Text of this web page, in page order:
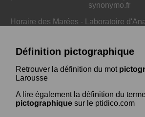
synonymo.fr
Horaire des Marées - Laboratoire
Définition pictographique
Retrouver la définition du mot
Larousse
A lire également la définition du
pictographique sur le ptidico.com